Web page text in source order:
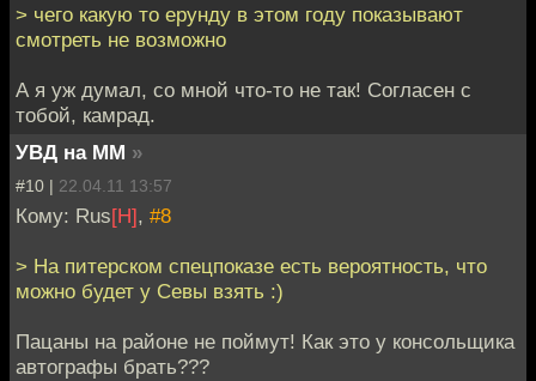
> чего какую то ерунду в этом году показывают
смотреть не возможно
А я уж думал, со мной что-то не так! Согласен с
тобой, камрад.
УВД на ММ »
#10 | 22.04.11 13:57
Кому: Rus[H], #8
> На питерском спецпоказе есть вероятность, что
можно будет у Севы взять :)
Пацаны на районе не поймут! Как это у консольщика
автографы брать???